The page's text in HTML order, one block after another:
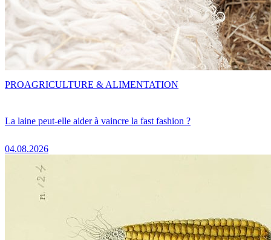
La laine peut-elle aider à vaincre la fast fashion ?
04.08.2026
PROAGRICULTURE & ALIMENTATION